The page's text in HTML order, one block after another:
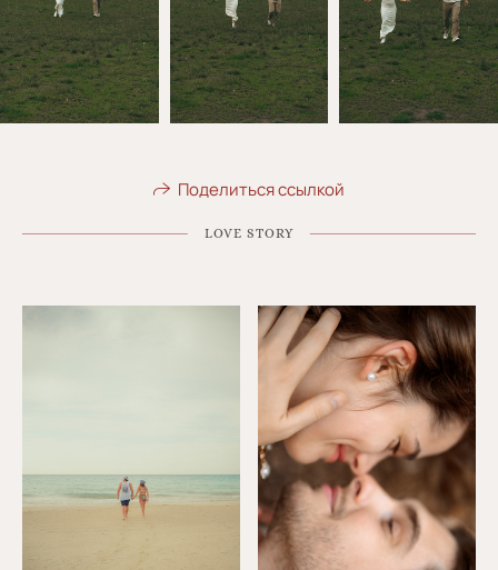
Поделиться ссылкой
LOVE STORY